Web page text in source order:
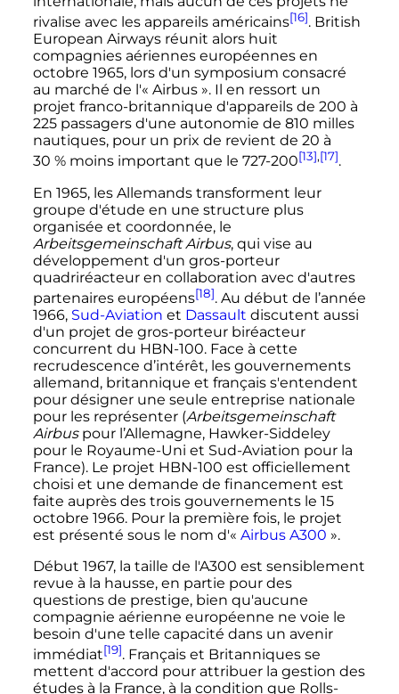
rivalise avec les appareils américains[16]. British
European Airways réunit alors huit
compagnies aériennes européennes en
octobre 1965, lors d'un symposium consacré
au marché de l'« Airbus ». Il en ressort un
projet franco-britannique d'appareils de 200 à
225 passagers d'une autonomie de 810 milles
nautiques, pour un prix de revient de 20 à
30 % moins important que le 727-200[13],[17].
En 1965, les Allemands transforment leur
groupe d'étude en une structure plus
organisée et coordonnée, le
Arbeitsgemeinschaft Airbus, qui vise au
développement d'un gros-porteur
quadriréacteur en collaboration avec d'autres
partenaires européens[18]. Au début de l’année
1966, Sud-Aviation et Dassault discutent aussi
d'un projet de gros-porteur biréacteur
concurrent du HBN-100. Face à cette
recrudescence d’intérêt, les gouvernements
allemand, britannique et français s'entendent
pour désigner une seule entreprise nationale
pour les représenter (Arbeitsgemeinschaft
Airbuspour l’Allemagne, Hawker-Siddeley
pour le Royaume-Uni et Sud-Aviation pour la
France). Le projet HBN-100 est officiellement
choisi et une demande de financement est
faite auprès des trois gouvernements le 15
octobre 1966. Pour la première fois, le projet
est présenté sous le nom d'« Airbus A300 ».
Début 1967, la taille de l'A300 est sensiblement
revue à la hausse, en partie pour des
questions de prestige, bien qu'aucune
compagnie aérienne européenne ne voie le
besoin d'une telle capacité dans un avenir
immédiat[19]. Français et Britanniques se
mettent d'accord pour attribuer la gestion des
études à la France, à la condition que Rolls-